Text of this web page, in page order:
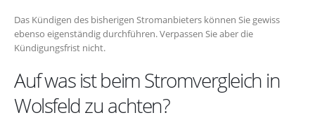
Das Kündigen des bisherigen Stromanbieters können Sie gewiss
ebenso eigenständig durchführen. Verpassen Sie aber die
Kündigungsfrist nicht.
Auf was ist beim Stromvergleich in
Wolsfeld zu achten?